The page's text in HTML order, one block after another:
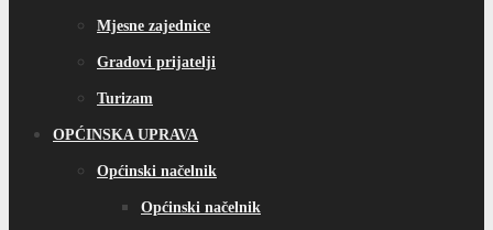
Mjesne zajednice
Gradovi prijatelji
Turizam
OPĆINSKA UPRAVA
Općinski načelnik
Općinski načelnik